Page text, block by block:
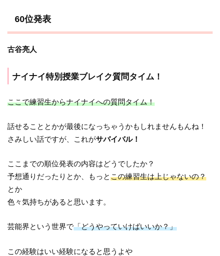
60位発表
古谷亮人
ナイナイ特別授業ブレイク質問タイム！
ここで練習生からナイナイへの質問タイム！
話せることとかが最後になっちゃうかもしれませんもんね！
さみしい話ですが、これがサバイバル！
ここまでの順位発表の内容はどうでしたか？
予想通りだったりとか、もっとこの練習生は上じゃないの？
とか
色々気持ちがあると思います。
芸能界という世界で「どうやっていけばいいか？」
この経験はいい経験になると思うよや